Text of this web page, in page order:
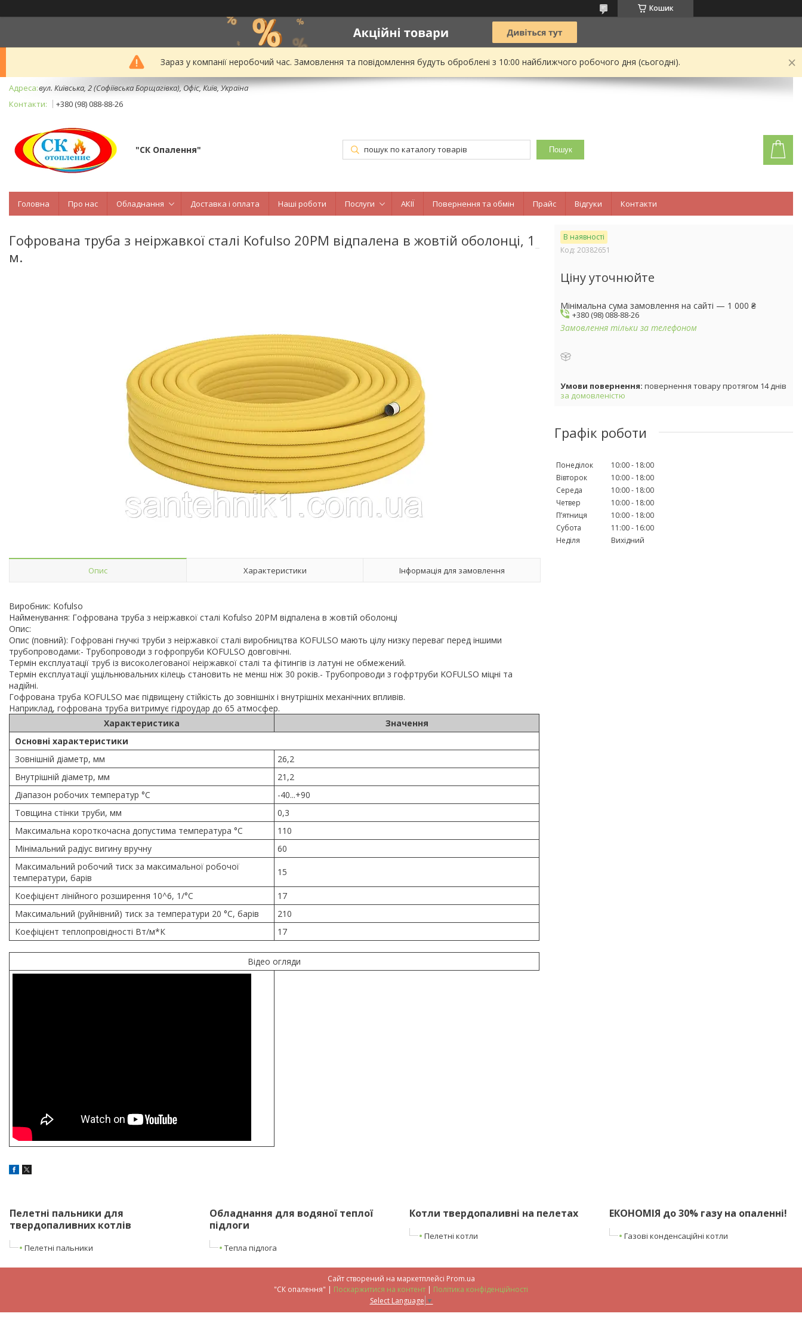
Кошик
Зараз у компанії неробочий час. Замовлення та повідомлення будуть оброблені з 10:00 найближчого робочого дня (сьогодні).
вул. Київська, 2 (Софіївська Борщагівка), Офіс, Київ, Україна
+380 (98) 088-88-26
"СК Опалення" Пошук
Головна Про нас Обладнання Доставка і оплата Наші роботи Послуги АКІЇ Повернення та обмін Прайс Відгуки Контакти
Гофрована труба з неіржавкої сталі Kofulso 20PM відпалена в жовтій оболонці, 1
м.
Опис Характеристики Інформація для замовлення
Виробник: Kofulso
Найменування: Гофрована труба з неіржавкої сталі Kofulso 20PM відпалена в жовтій оболонці
Опис:
Опис (повний): Гофровані гнучкі труби з неіржавкої сталі виробництва KOFULSO мають цілу низку переваг перед іншими
трубопроводами:- Трубопроводи з гофропруби KOFULSO довговічні.
Термін експлуатації труб із високолегованої неіржавкої сталі та фітингів із латуні не обмежений.
Термін експлуатації ущільнювальних кілець становить не менш ніж 30 років.- Трубопроводи з гофртруби KOFULSO міцні та
надійні.
Гофрована труба KOFULSO має підвищену стійкість до зовнішніх і внутрішніх механічних впливів.
Наприклад, гофрована труба витримує гідроудар до 65 атмосфер.
Характеристика
Значення
Основні характеристики
Зовнішній діаметр, мм
26,2
Внутрішній діаметр, мм
21,2
Діапазон робочих температур °C
-40...+90
Товщина стінки труби, мм
0,3
Максимальна короткочасна допустима температура °C
110
Мінімальний радіус вигину вручну
60
Максимальний робочий тиск за максимальної робочої
температури, барів
15
Коефіцієнт лінійного розширення 10^6, 1/°С
17
Максимальний (руйнівний) тиск за температури 20 °C, барів
210
Коефіцієнт теплопровідності Вт/м*К
17
Відео огляди
В наявності
Код: 20382651
Ціну уточнюйте
Мінімальна сума замовлення на сайті — 1 000 ₴
+380 (98) 088-88-26
Замовлення тільки за телефоном
повернення товару протягом 14 днів
за домовленістю
Графік роботи
Понеділок 10:00
18:00
Вівторок
10:00
18:00
Середа
10:00
18:00
Четвер
10:00
18:00
Пʼятниця
10:00
18:00
Субота
11:00
16:00
Неділя
Вихідний
Пелетні пальники для
твердопаливних котлів
Пелетні пальники
Обладнання для водяної теплої
підлоги
Тепла підлога
Котли твердопаливні на пелетах
Пелетні котли
ЕКОНОМІЯ до 30% газу на опаленні!
Газові конденсаційні котли
Сайт створений на маркетплейсі Prom.ua
"СК опалення" | Поскаржитися на контент | Політика конфіденційності
Select Language ▼